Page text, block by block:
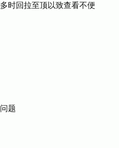
时回拉至顶以致查看不便
题